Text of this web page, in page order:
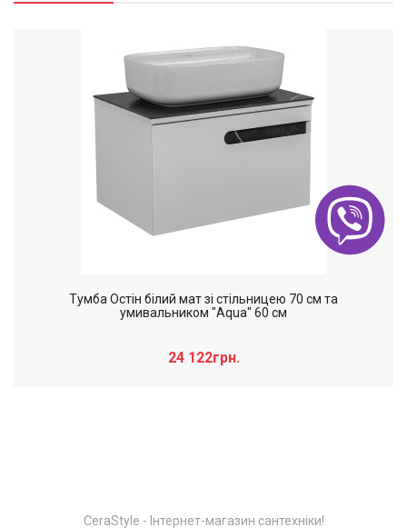
Тумба Остiн білий мат зі стільницею 70 см та
умивальником "Aqua" 60 см
24 122грн.
CeraStyle - Інтернет-магазин сантехніки!